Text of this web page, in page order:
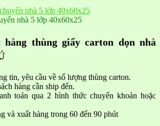
nhà 5 lớp 40x60x25
thùng giấy carton dọn nhà
tin, yêu cầu về số lượng thùng carton.
hàng cần ship đến.
toán qua 2 hình thức chuyển khoản hoặc
và xuất hàng trong 60 đến 90 phút